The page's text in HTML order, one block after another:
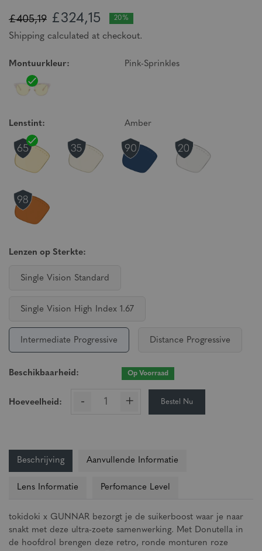
£405,19 £324,15 20%
Shipping calculated at checkout.
Montuurkleur: Pink-Sprinkles
Lenstint: Amber
Lenzen op Sterkte:
Single Vision Standard
Single Vision High Index 1.67
Intermediate Progressive Distance Progressive
Beschikbaarheid: Op Voorraad
Hoeveelheid: - + Bestel Nu
Beschrijving Aanvullende Informatie
Lens Informatie Perfomance Level
tokidoki x GUNNAR bezorgt je de suikerboost waar je naar
snakt met deze ultra-zoete samenwerking. Met Donutella in
de hoofdrol brengen deze retro, ronde monturen roze